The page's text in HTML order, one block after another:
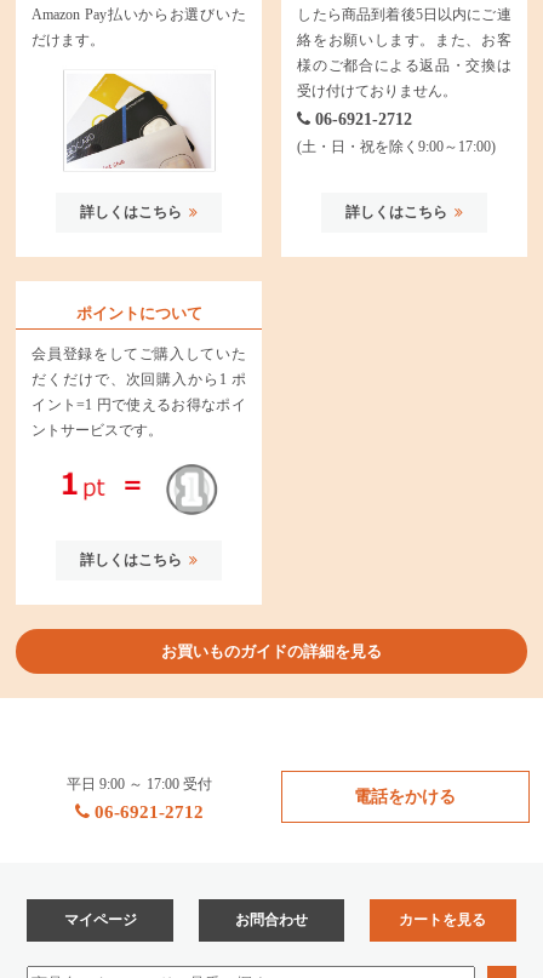
Amazon Pay払いからお選びいた
だけます。
詳しくはこちら
したら商品到着後5日以内にご連
絡をお願いします。また、お客
様のご都合による返品・交換は
受け付けておりません。
06-6921-2712
(土・日・祝を除く9:00～17:00)
詳しくはこちら
ポイントについて
会員登録をしてご購入していた
だくだけで、次回購入から1 ポ
イント=1 円で使えるお得なポイ
ントサービスです。
詳しくはこちら
お買いものガイドの詳細を見る
平日 9:00 ～ 17:00 受付
06-6921-2712
電話をかける
マイページ お問合わせ カートを見る